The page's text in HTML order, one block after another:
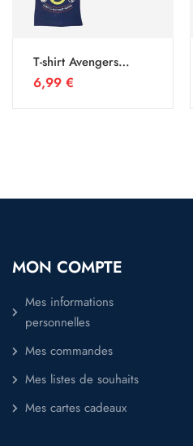
T-shirt Avengers
Marvel
6,99 €
MON COMPTE
Mes informations
personnelles
Mes commandes
Mes listes de souhaits
Mes cartes cadeaux